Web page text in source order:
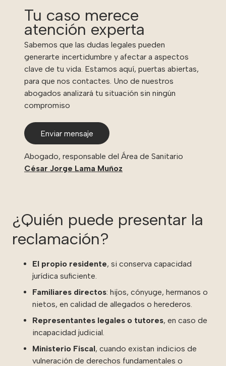
Tu caso merece
atención experta
Sabemos que las dudas legales pueden
generarte incertidumbre y afectar a aspectos
clave de tu vida. Estamos aquí, puertas abiertas,
para que nos contactes. Uno de nuestros
abogados analizará tu situación sin ningún
compromiso
Enviar mensaje
Abogado, responsable del Área de Sanitario
César Jorge Lama Muñoz
¿Quién puede presentar la
reclamación?
El propio residente, si conserva capacidad
jurídica suficiente.
Familiares directos: hijos, cónyuge, hermanos o
nietos, en calidad de allegados o herederos.
Representantes legales o tutores, en caso de
incapacidad judicial.
Ministerio Fiscal, cuando existan indicios de
vulneración de derechos fundamentales o